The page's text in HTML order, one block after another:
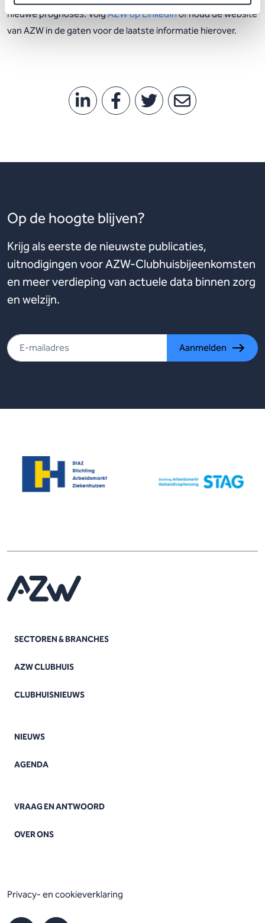
nieuwe prognoses. VolgAZW op LinkedInof houd de website
van AZW in de gaten voor de laatste informatie hierover.
Op de hoogte blijven?
Krijg als eerste de nieuwste publicaties,
uitnodigingen voor AZW-Clubhuisbijeenkomsten
en meer verdieping van actuele data binnen zorg
en welzijn.
Aanmelden
SECTOREN & BRANCHES
AZW CLUBHUIS
CLUBHUISNIEUWS
NIEUWS
AGENDA
VRAAG EN ANTWOORD
OVER ONS
Privacy- en cookieverklaring